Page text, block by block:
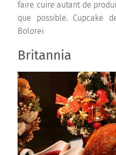
faire cuire autant de
que possible. Cupcake
Bolorei
Britannia